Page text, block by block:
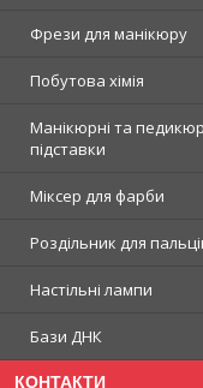
Фрези для манікюру
Побутова хімія
Манікюрні та
підставки
Міксер для фарби
Роздільник для
Настільні лампи
Бази ДНК
КОНТАКТИ